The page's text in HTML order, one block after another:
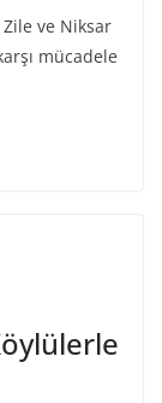
Zile ve Niksar
mücadele